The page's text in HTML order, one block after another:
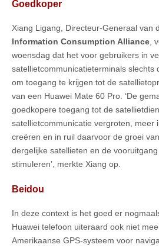
Goedkoper
Xiang Ligang, Directeur-Generaal van
Information Consumption Alliance,
woensdag dat het voor gebruikers in
satellietcommunicatieterminals slechts
om toegang te krijgen tot de
van een Huawei Mate 60 Pro. ‘De
goedkopere toegang tot de
satellietcommunicatie vergroten, meer
creëren en in ruil daarvoor de groei
dergelijke satellieten en de
stimuleren’, merkte Xiang op.
Beidou
In deze context is het goed er
Huawei telefoon uiteraard ook niet
Amerikaanse GPS-systeem voor